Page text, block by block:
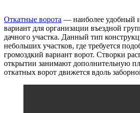
Откатные ворота — наиболее удобный
вариант для организации въездной
дачного участка. Данный тип
небольших участков, где требуется
громоздкий вариант ворот. Створки
открытии занимают дополнительную
откатных ворот движется вдоль